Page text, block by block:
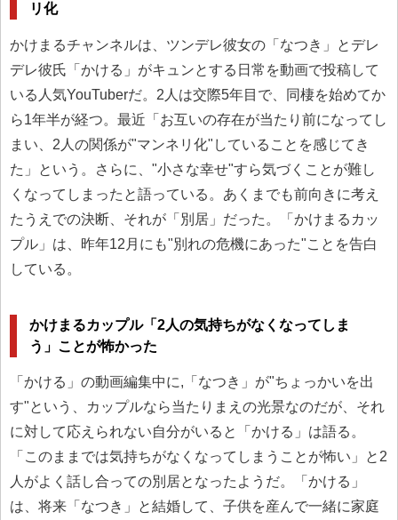
リ化
かけまるチャンネルは、ツンデレ彼女の「なつき」とデレ
デレ彼氏「かける」がキュンとする日常を動画で投稿して
いる人気YouTuberだ。2人は交際5年目で、同棲を始めてか
ら1年半が経つ。最近「お互いの存在が当たり前になってし
まい、2人の関係が"マンネリ化"していることを感じてき
た」という。さらに、"小さな幸せ"すら気づくことが難し
くなってしまったと語っている。あくまでも前向きに考え
たうえでの決断、それが「別居」だった。「かけまるカッ
プル」は、昨年12月にも"別れの危機にあった"ことを告白
している。
かけまるカップル「2人の気持ちがなくなってしま
う」ことが怖かった
「かける」の動画編集中に,「なつき」が"ちょっかいを出
す"という、カップルなら当たりまえの光景なのだが、それ
に対して応えられない自分がいると「かける」は語る。
「このままでは気持ちがなくなってしまうことが怖い」と2
人がよく話し合っての別居となったようだ。「かける」
は、将来「なつき」と結婚して、子供を産んで一緒に家庭